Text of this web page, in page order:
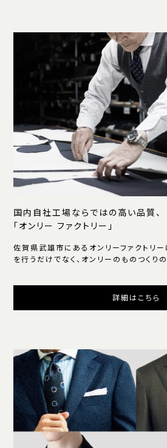
国内自社工場ならではの高い品質、
「オンリー ファクトリー」
佐賀県武雄市にあるオンリーファクトリー
を行うだけでなく、オンリーのものつくりの
詳細はこちら